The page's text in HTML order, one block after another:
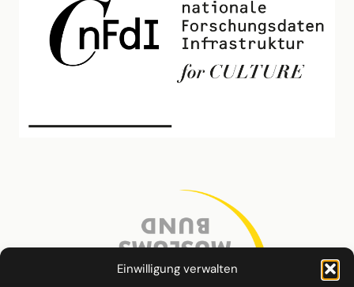
Einwilligung verwalten